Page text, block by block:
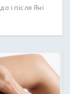
і після Які